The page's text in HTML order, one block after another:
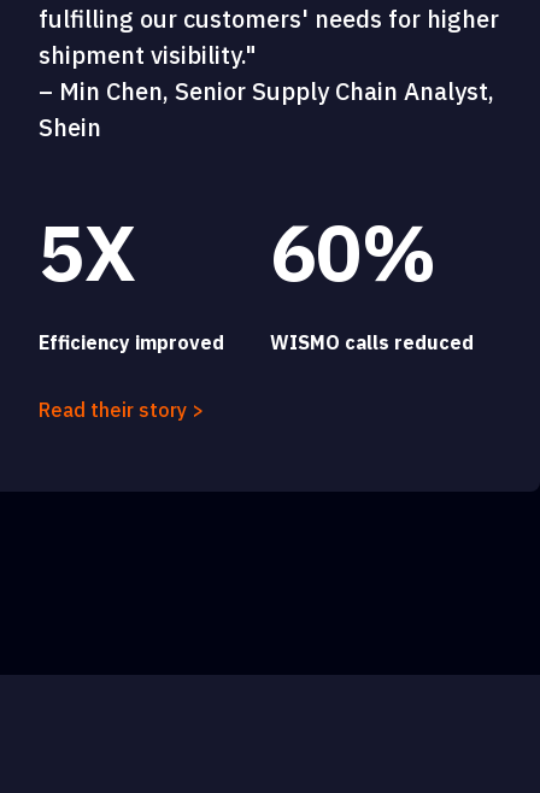
fulfilling our customers' needs for higher
shipment visibility."
– Min Chen, Senior Supply Chain Analyst,
Shein
5X
Efficiency improved
60%
WISMO calls reduced
Read their story >